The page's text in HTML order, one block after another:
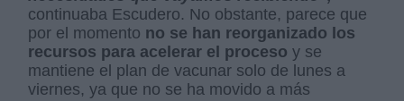
continuaba Escudero. No obstante, parece que
por el momento no se han reorganizado los
recursos para acelerar el proceso y se
mantiene el plan de vacunar solo de lunes a
viernes, ya que no se ha movido a más